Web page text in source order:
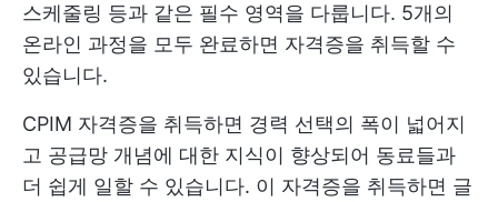
스케줄링 등과 같은 필수 영역을 다룹니다. 5개의
온라인 과정을 모두 완료하면 자격증을 취득할 수
있습니다.
CPIM 자격증을 취득하면 경력 선택의 폭이 넓어지
고 공급망 개념에 대한 지식이 향상되어 동료들과
더 쉽게 일할 수 있습니다. 이 자격증을 취득하면 글